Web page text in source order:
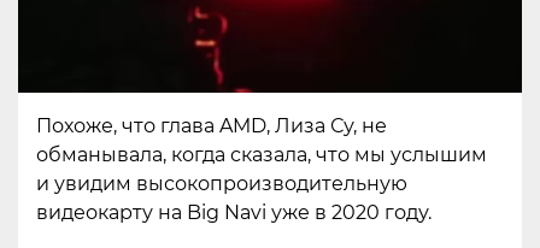
Похоже, что глава AMD, Лиза Су, не
обманывала, когда сказала, что мы услышим
и увидим высокопроизводительную
видеокарту на Big Navi уже в 2020 году.